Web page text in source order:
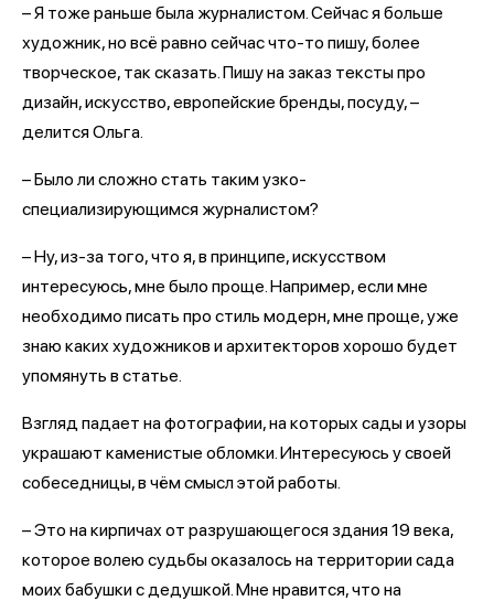
– Я тоже раньше была журналистом. Сейчас я больше
художник, но всё равно сейчас что-то пишу, более
творческое, так сказать. Пишу на заказ тексты про
дизайн, искусство, европейские бренды, посуду, –
делится Ольга.
– Было ли сложно стать таким узко-
специализирующимся журналистом?
– Ну, из-за того, что я, в принципе, искусством
интересуюсь, мне было проще. Например, если мне
необходимо писать про стиль модерн, мне проще, уже
знаю каких художников и архитекторов хорошо будет
упомянуть в статье.
Взгляд падает на фотографии, на которых сады и узоры
украшают каменистые обломки. Интересуюсь у своей
собеседницы, в чём смысл этой работы.
– Это на кирпичах от разрушающегося здания 19 века,
которое волею судьбы оказалось на территории сада
моих бабушки с дедушкой. Мне нравится, что на